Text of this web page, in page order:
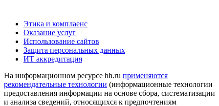
Этика и комплаенс
Оказание услуг
Использование сайтов
Защита персональных данных
ИТ аккредитация
На информационном ресурсе hh.ru применяются
рекомендательные технологии (информационные технологии
предоставления информации на основе сбора, систематизации
и анализа сведений, относящихся к предпочтениям